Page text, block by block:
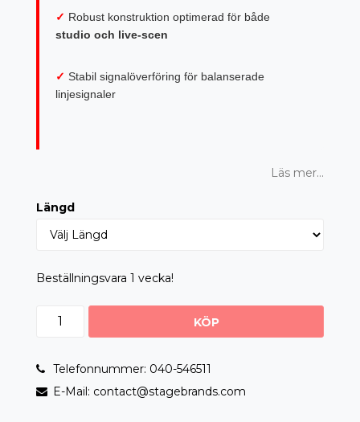
✓ Robust konstruktion optimerad för både
studio och live-scen
✓ Stabil signalöverföring för balanserade
linjesignaler
Läs mer...
Längd
Beställningsvara 1 vecka!
KÖP
Telefonnummer: 040-546511
E-Mail: contact@stagebrands.com